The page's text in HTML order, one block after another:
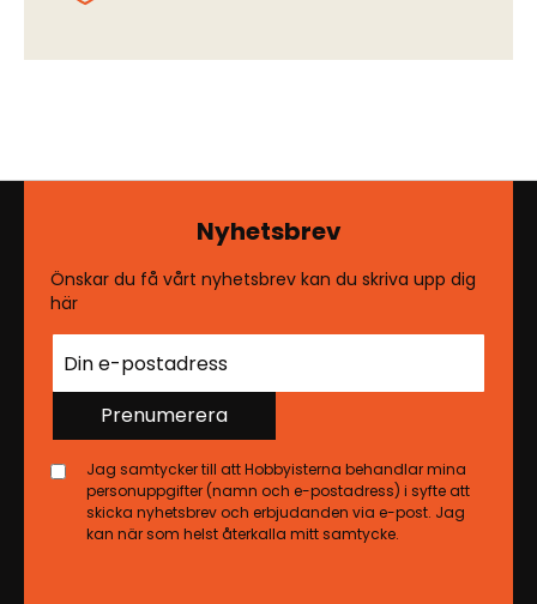
Nyhetsbrev
Önskar du få vårt nyhetsbrev kan du skriva upp dig
här
Prenumerera
Jag samtycker till att Hobbyisterna behandlar mina
personuppgifter (namn och e-postadress) i syfte att
skicka nyhetsbrev och erbjudanden via e-post. Jag
kan när som helst återkalla mitt samtycke.